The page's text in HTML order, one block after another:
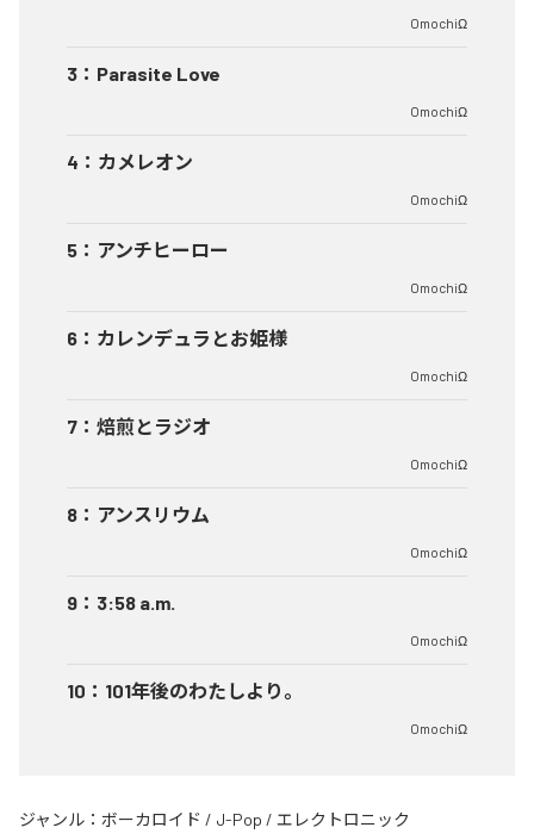
OmochiΩ
3 ： Parasite Love
OmochiΩ
4 ： カメレオン
OmochiΩ
5 ： アンチヒーロー
OmochiΩ
6 ： カレンデュラとお姫様
OmochiΩ
7 ： 焙煎とラジオ
OmochiΩ
8 ： アンスリウム
OmochiΩ
9 ： 3:58 a.m.
OmochiΩ
10 ： 101年後のわたしより。
OmochiΩ
ジャンル： ボーカロイド / J-Pop / エレクトロニック